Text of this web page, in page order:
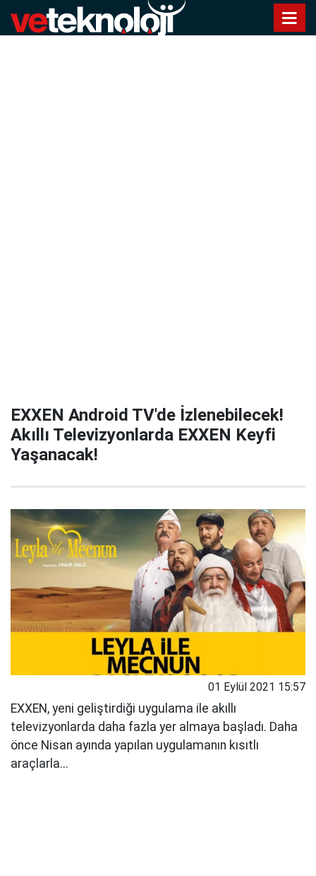
EXXEN Android TV'de İzlenebilecek!
Akıllı Televizyonlarda EXXEN Keyfi
Yaşanacak!
01 Eylül 2021 15:57
EXXEN, yeni geliştirdiği uygulama ile akıllı
televizyonlarda daha fazla yer almaya başladı. Daha
önce Nisan ayında yapılan uygulamanın kısıtlı
araçlarla...